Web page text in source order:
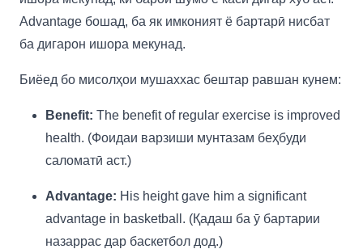
Advantage бошад, ба як имконият ё бартарӣ нисбат
ба дигарон ишора мекунад.
Биёед бо мисолҳои мушаххас бештар равшан кунем:
Benefit: The benefit of regular exercise is improved
health. (Фоидаи варзиши мунтазам беҳбуди
саломатӣ аст.)
Advantage: His height gave him a significant
advantage in basketball. (Қадаш ба ӯ бартарии
назаррас дар баскетбол дод.)